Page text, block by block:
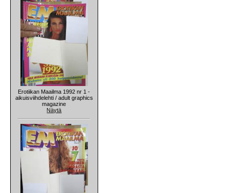
Erotiikan Maailma 1992 nr 1 -
aikuisviihdelehti / adult graphics
magazine
Näytä